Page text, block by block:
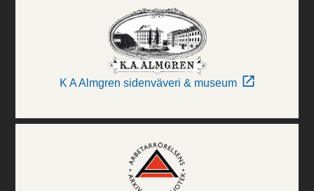
K A Almgren sidenväveri & museum